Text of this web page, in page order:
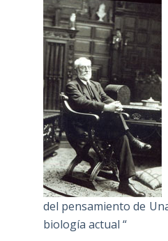
del pensamiento de
biología actual “